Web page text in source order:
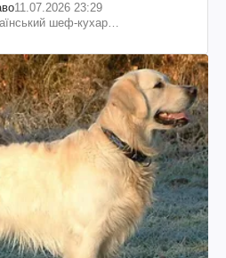
11.07.2026 23:29
шеф-кухар